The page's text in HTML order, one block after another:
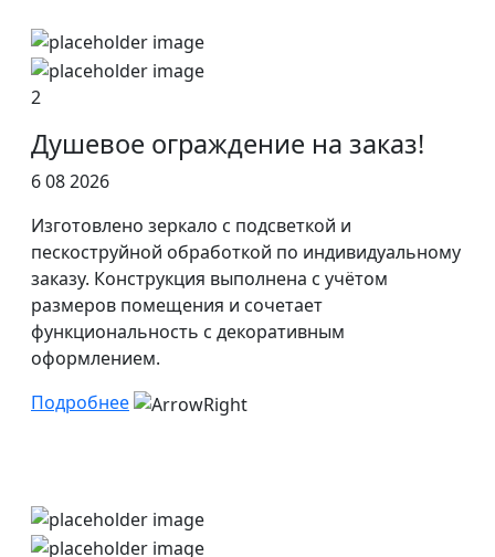
2
Душевое ограждение на заказ!
6 08 2026
Изготовлено зеркало с подсветкой и
пескоструйной обработкой по индивидуальному
заказу. Конструкция выполнена с учётом
размеров помещения и сочетает
функциональность с декоративным
оформлением.
Подробнее